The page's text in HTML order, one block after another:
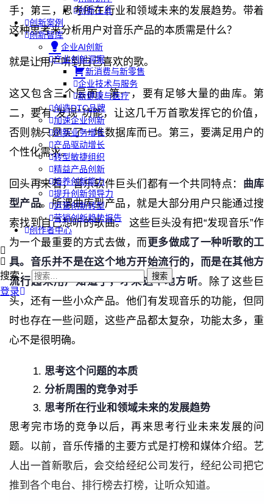
创新工具
创新案例
创新智库
企业AI创新
产业创新洞察
新消费与新零售
企业技术与服务
新健康与医疗
创造DTC品牌
加速企业创新
创新业务增长
产品驱动增长
转型敏捷组织
精益产品创新
培养创新能力
提升创新领导力
运营创新转型
营销创新趋势报告
创作者中心
搜索：
登录
手；第三，思考所在行业和领域未来的发展趋势。带着
这种思考来分析用户对音乐产品的本质需是什么？
就是让用户听到自己喜欢的歌。
这又包含三个层面：第一，要有足够大量的曲库。第
二，要有“发现”功能，让这几千万首歌发挥它的价值，
否则就只是买了一堆数据库而已。第三，要满足用户的
个性化需求。
回头再来看，音乐软件巨头们都有一个共同特点： 曲库
型产品。所谓曲库型产品，就是大部分用户只能通过搜
索找到自己想听的歌曲。 这些巨头没有把“发现音乐”作
为一个最重要的方式去做，而更多做成了一种听歌的工
具。音乐并不是在这个地方开始流行的，而是在其他方
流行起来用户知道了，才来这个地方听。除了这些巨
头，还有一些小众产品。他们有发现音乐的功能，但同
时也存在一些问题，这些产品都太复杂，功能太多，重
心不是很明确。
思考这个问题的本质
分析周围的竞争对手
思考所在行业和领域未来的发展趋势
思考完市场的竞争以后，再来思考行业未来发展的问
题。以前，音乐传播的主要方式是打榜和媒体介绍。艺
人出一首新歌后，会交给经纪公司发行，经纪公司把它
推到各个电台、排行榜去打榜，让听众知道。